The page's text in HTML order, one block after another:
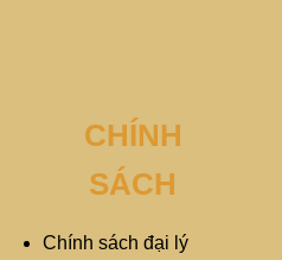
CHÍNH
SÁCH
Chính sách đại lý